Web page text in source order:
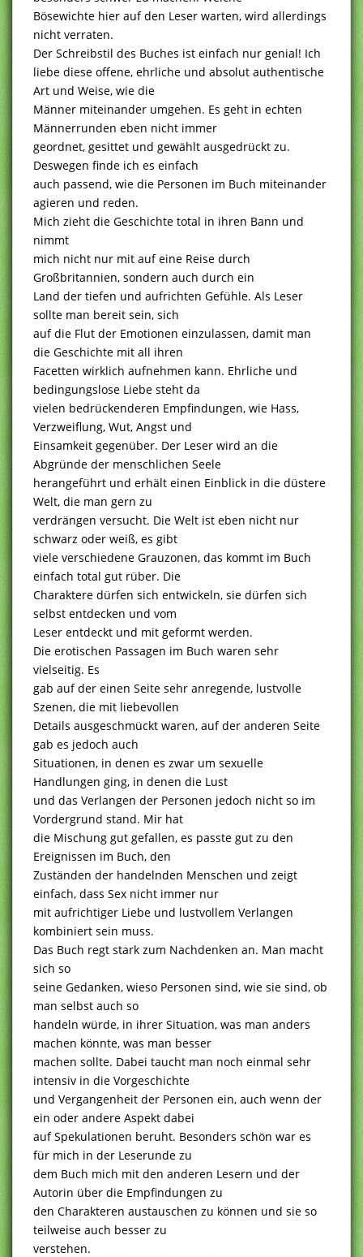
Bösewichte hier auf den Leser warten, wird allerdings
nicht verraten.
Der Schreibstil des Buches ist einfach nur genial! Ich
liebe diese offene, ehrliche und absolut authentische
Art und Weise, wie die
Männer miteinander umgehen. Es geht in echten
Männerrunden eben nicht immer
geordnet, gesittet und gewählt ausgedrückt zu.
Deswegen finde ich es einfach
auch passend, wie die Personen im Buch miteinander
agieren und reden.
Mich zieht die Geschichte total in ihren Bann und
nimmt
mich nicht nur mit auf eine Reise durch
Großbritannien, sondern auch durch ein
Land der tiefen und aufrichten Gefühle. Als Leser
sollte man bereit sein, sich
auf die Flut der Emotionen einzulassen, damit man
die Geschichte mit all ihren
Facetten wirklich aufnehmen kann. Ehrliche und
bedingungslose Liebe steht da
vielen bedrückenderen Empfindungen, wie Hass,
Verzweiflung, Wut, Angst und
Einsamkeit gegenüber. Der Leser wird an die
Abgründe der menschlichen Seele
herangeführt und erhält einen Einblick in die düstere
Welt, die man gern zu
verdrängen versucht. Die Welt ist eben nicht nur
schwarz oder weiß, es gibt
viele verschiedene Grauzonen, das kommt im Buch
einfach total gut rüber. Die
Charaktere dürfen sich entwickeln, sie dürfen sich
selbst entdecken und vom
Leser entdeckt und mit geformt werden.
Die erotischen Passagen im Buch waren sehr
vielseitig. Es
gab auf der einen Seite sehr anregende, lustvolle
Szenen, die mit liebevollen
Details ausgeschmückt waren, auf der anderen Seite
gab es jedoch auch
Situationen, in denen es zwar um sexuelle
Handlungen ging, in denen die Lust
und das Verlangen der Personen jedoch nicht so im
Vordergrund stand. Mir hat
die Mischung gut gefallen, es passte gut zu den
Ereignissen im Buch, den
Zuständen der handelnden Menschen und zeigt
einfach, dass Sex nicht immer nur
mit aufrichtiger Liebe und lustvollem Verlangen
kombiniert sein muss.
Das Buch regt stark zum Nachdenken an. Man macht
sich so
seine Gedanken, wieso Personen sind, wie sie sind, ob
man selbst auch so
handeln würde, in ihrer Situation, was man anders
machen könnte, was man besser
machen sollte. Dabei taucht man noch einmal sehr
intensiv in die Vorgeschichte
und Vergangenheit der Personen ein, auch wenn der
ein oder andere Aspekt dabei
auf Spekulationen beruht. Besonders schön war es
für mich in der Leserunde zu
dem Buch mich mit den anderen Lesern und der
Autorin über die Empfindungen zu
den Charakteren austauschen zu können und sie so
teilweise auch besser zu
verstehen.